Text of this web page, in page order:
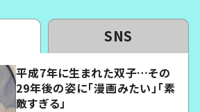
SNS
平成7年に生まれた双子…その
29年後の姿に「漫画みたい」「素
敵すぎる」